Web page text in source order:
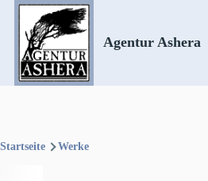
Direkt zum Inhalt
Agentur Ashera
Startseite Werke